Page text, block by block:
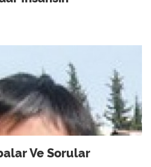
Ve Sorular